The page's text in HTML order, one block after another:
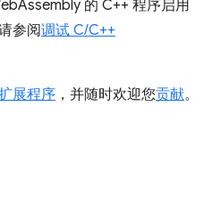
的 C++ 程序启用
参阅调试 C/C++
展程序 ，并随时欢迎您贡献。